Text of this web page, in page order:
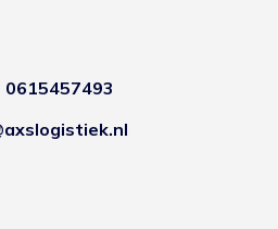
0615457493